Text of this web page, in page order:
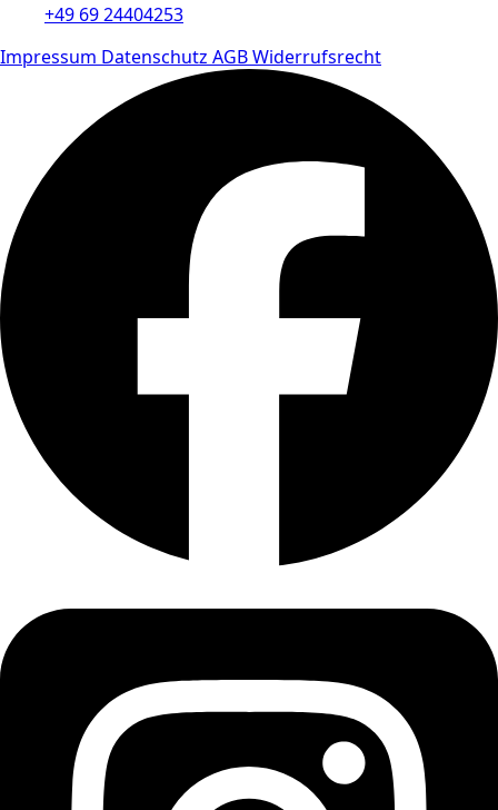
+49 69 24404253
Impressum Datenschutz AGBWiderrufsrecht